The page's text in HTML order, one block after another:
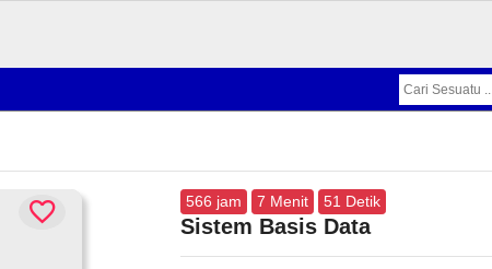
566 jam 7 Menit 50 Detik
Sistem Basis Data